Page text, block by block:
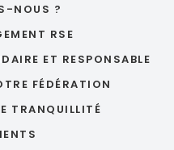
NOUS ?
RSE
ET RESPONSABLE
FÉDÉRATION
TRANQUILLITÉ